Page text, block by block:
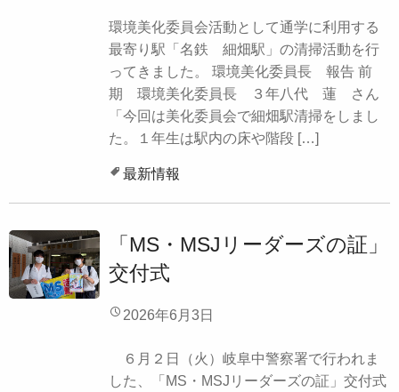
環境美化委員会活動として通学に利用する
最寄り駅「名鉄 細畑駅」の清掃活動を行
ってきました。 環境美化委員長 報告 前
期 環境美化委員長 ３年八代 蓮 さん
「今回は美化委員会で細畑駅清掃をしまし
た。１年生は駅内の床や階段 […]
最新情報
「MS・MSJリーダーズの証」
交付式
2026年6月3日
６月２日（火）岐阜中警察署で行われま
した、「MS・MSJリーダーズの証」交付式